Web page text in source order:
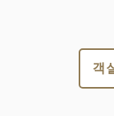
객